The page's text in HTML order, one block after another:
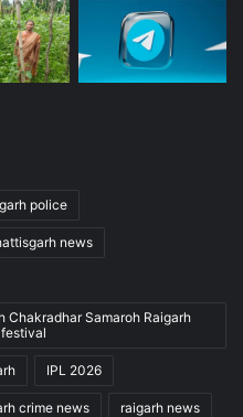
police
news
Chakradhar Samaroh Raigarh
IPL 2026
crime news raigarh news